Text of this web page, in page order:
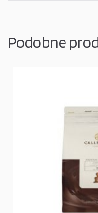
Podobne